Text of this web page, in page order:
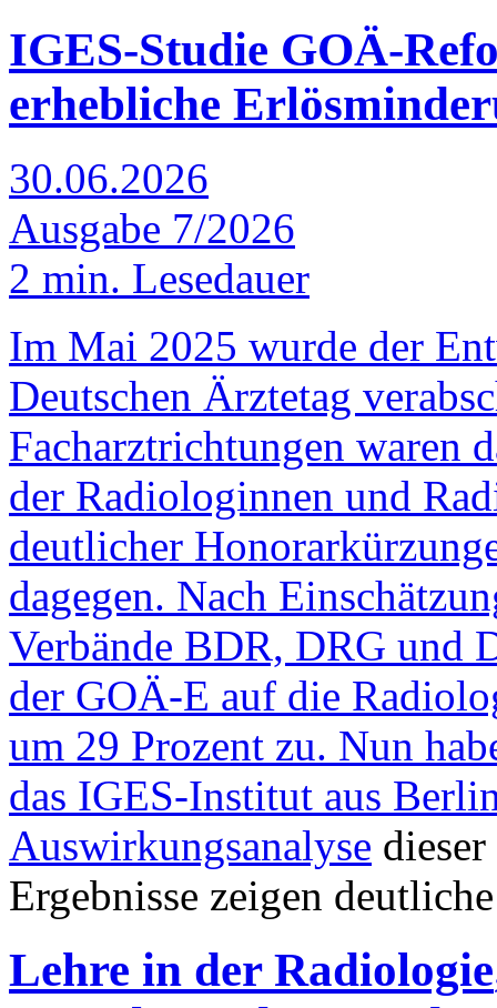
IGES-Studie GOÄ-
erhebliche
30.06.2026
Ausgabe 7/2026
2 min. Lesedauer
Im Mai 2025 wurde der
Deutschen Ärztetag
Facharztrichtungen waren
der Radiologinnen und
deutlicher
dagegen. Nach
Verbände BDR, DRG und
der GOÄ-E auf die
um 29 Prozent zu. Nun
das IGES-Institut aus
Auswirkungsanalyse
Ergebnisse zeigen
Lehre in der Radiologie